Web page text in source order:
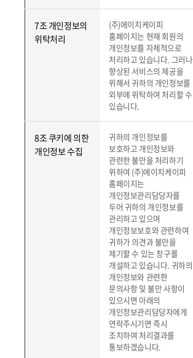
7조 개인정보의
위탁처리
(주)에이치케이피
홈페이지는 현재 회원의
개인정보를 자체적으로
처리하고 있습니다. 그러나
향상된 서비스의 제공을
위해서 귀하의 개인정보를
외부에 위탁하여 처리할 수
있습니다.
8조 쿠키에 의한
개인정보 수집
귀하의 개인정보를
보호하고 개인정보와
관련한 불만을 처리하기
위하여 (주)에이치케이피
홈페이지는
개인정보관리담당자를
두어 귀하의 개인정보를
관리하고 있으며
개인정보보호와 관련하여
귀하가 의견과 불만을
제기할 수 있는 창구를
개설하고 있습니다. 귀하의
개인정보와 관련한
문의사항 및 불만 사항이
있으시면 아래의
개인정보관리담당자에게
연락주시기면 즉시
조치하여 처리결과를
통보하겠습니다.